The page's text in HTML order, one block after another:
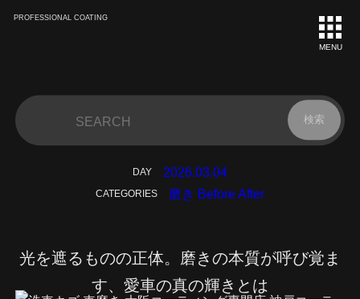
PROFESSIONAL COATING
MENU
https://kirameki.ne.jp/service-list https://kirameki.ne.jp/showcase
#01 #02
DAY 2026.03.04
CATEGORIES 磨き Before After
光を遮るものの正体。磨きの本質が呼び覚ま
す、愛車の真の輝きとは